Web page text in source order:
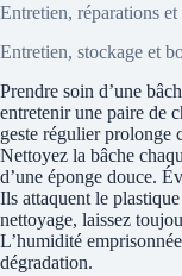
Entretien, réparations
Entretien, stockage et
Prendre soin d’une
entretenir une paire de
geste régulier prolonge
Nettoyez la bâche
d’une éponge douce.
Ils attaquent le
nettoyage, laissez
L’humidité
dégradation.